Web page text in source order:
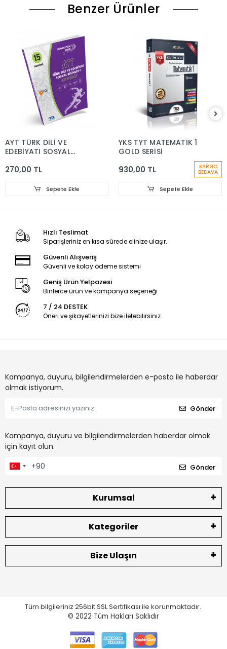
Benzer Ürünler
AYT TÜRK DİLİ VE
EDEBİYATI SOSYAL
KONDİSYON SERİSİ 15'Lİ
270,00 TL
Sepete Ekle
YKS TYT MATEMATİK 1
GOLD SERİSİ
930,00 TL KARGO
BEDAVA
Sepete Ekle
Hızlı Teslimat
Siparişleriniz en kısa sürede elinize ulaşır.
Güvenli Alışveriş
Güvenli ve kolay ödeme sistemi
Geniş Ürün Yelpazesi
Binlerce ürün ve kampanya seçeneği
7 / 24 DESTEK
Öneri ve şikayetlerinizi bize iletebilirsiniz.
Kampanya, duyuru, bilgilendirmelerden e-posta ile haberdar
olmak istiyorum.
Gönder
Kampanya, duyuru ve bilgilendirmelerden haberdar olmak
için kayıt olun.
Gönder
Kurumsal
Kategoriler
Bize Ulaşın
Tüm bilgileriniz 256bit SSL Sertifikası ile korunmaktadır.
© 2022 Tüm Hakları Saklıdır